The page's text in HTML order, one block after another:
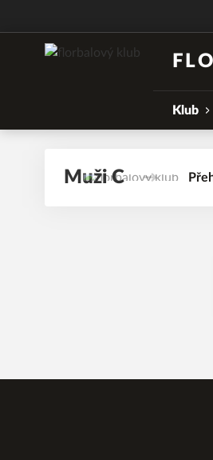
Klub
Muži C